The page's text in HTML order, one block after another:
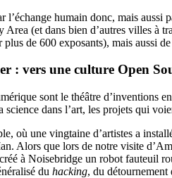
l’échange humain donc, mais
(et dans bien d’autres villes à
plus de 600 exposants), mais aussi
: vers une culture Open
sont le théâtre d’inventions
science dans l’art, les projets qui
où une vingtaine d’artistes a
Alors que lors de notre visite
à Noisebridge un robot fauteuil
du hacking, du détournement